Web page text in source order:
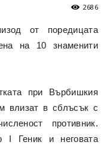
2686
от поредицата
на 10 знаменити
при Върбишкия
влизат в сблъсък с
противник.
I Геник и неговата